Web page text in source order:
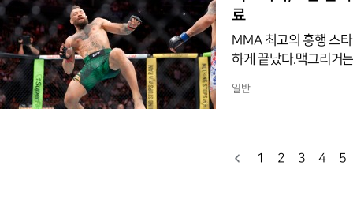
복지소의(禍兮福之
료
MMA 최고의 흥행 스
하게 끝났다.맥그리거
릎 부상으로 TKO패를
단해 중단시켰다.다른
일반
1 2 3 4 5